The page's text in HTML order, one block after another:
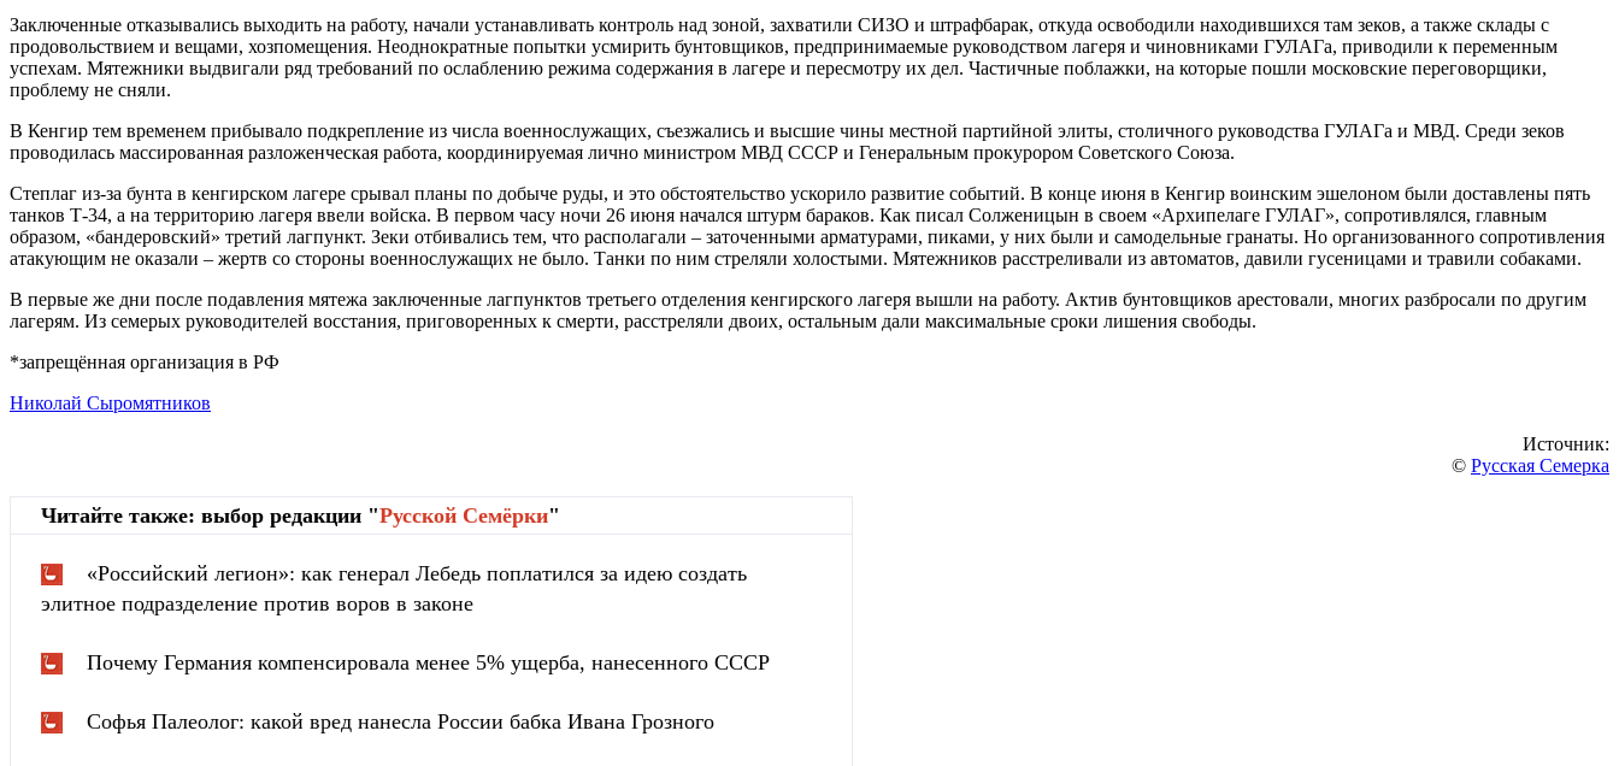
Заключенные отказывались выходить на работу, начали устанавливать контроль над зоной, захватили СИЗО и штрафбарак, откуда освободили находившихся там зеков, а также склады с
продовольствием и вещами, хозпомещения. Неоднократные попытки усмирить бунтовщиков, предпринимаемые руководством лагеря и чиновниками ГУЛАГа, приводили к переменным
успехам. Мятежники выдвигали ряд требований по ослаблению режима содержания в лагере и пересмотру их дел. Частичные поблажки, на которые пошли московские переговорщики,
проблему не сняли.
В Кенгир тем временем прибывало подкрепление из числа военнослужащих, съезжались и высшие чины местной партийной элиты, столичного руководства ГУЛАГа и МВД. Среди зеков
проводилась массированная разложенческая работа, координируемая лично министром МВД СССР и Генеральным прокурором Советского Союза.
Степлаг из-за бунта в кенгирском лагере срывал планы по добыче руды, и это обстоятельство ускорило развитие событий. В конце июня в Кенгир воинским эшелоном были доставлены пять
танков Т-34, а на территорию лагеря ввели войска. В первом часу ночи 26 июня начался штурм бараков. Как писал Солженицын в своем «Архипелаге ГУЛАГ», сопротивлялся, главным
образом, «бандеровский» третий лагпункт. Зеки отбивались тем, что располагали – заточенными арматурами, пиками, у них были и самодельные гранаты. Но организованного сопротивления
атакующим не оказали – жертв со стороны военнослужащих не было. Танки по ним стреляли холостыми. Мятежников расстреливали из автоматов, давили гусеницами и травили собаками.
В первые же дни после подавления мятежа заключенные лагпунктов третьего отделения кенгирского лагеря вышли на работу. Актив бунтовщиков арестовали, многих разбросали по другим
лагерям. Из семерых руководителей восстания, приговоренных к смерти, расстреляли двоих, остальным дали максимальные сроки лишения свободы.
*запрещённая организация в РФ
Николай Сыромятников
Источник:
© Русская Семерка
Читайте также: выбор редакции "Русской Cемёрки"
«Российский легион»: как генерал Лебедь поплатился за идею создать
элитное подразделение против воров в законе
Почему Германия компенсировала менее 5% ущерба, нанесенного СССР
Софья Палеолог: какой вред нанесла России бабка Ивана Грозного